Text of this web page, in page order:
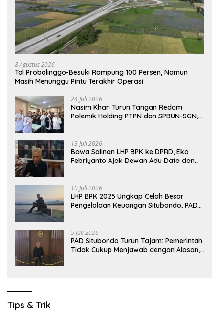
8 Agustus 2026
Tol Probolinggo-Besuki Rampung 100 Persen, Namun
Masih Menunggu Pintu Terakhir Operasi
24 Juli 2026
Nasim Khan Turun Tangan Redam
Polemik Holding PTPN dan SPBUN-SGN,
13 Juli 2026
Bawa Salinan LHP BPK ke DPRD, Eko
Febriyanto Ajak Dewan Adu Data dan
10 Juli 2026
LHP BPK 2025 Ungkap Celah Besar
Pengelolaan Keuangan Situbondo, PAD
5 Juli 2026
PAD Situbondo Turun Tajam: Pemerintah
Tidak Cukup Menjawab dengan Alasan,
Tips & Trik